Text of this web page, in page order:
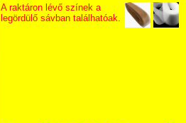
A raktáron lévő színek a
legördülő sávban találhatóak.